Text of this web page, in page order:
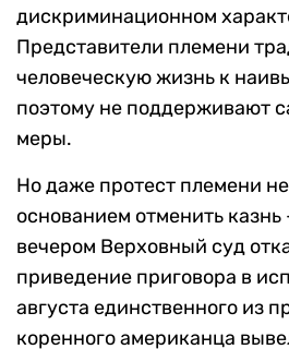
дискриминационном
Представители племени
человеческую жизнь к
поэтому не поддерживают
меры.
Но даже протест племени
основанием отменить
вечером Верховный суд
приведение приговора в
августа единственного из
коренного американца